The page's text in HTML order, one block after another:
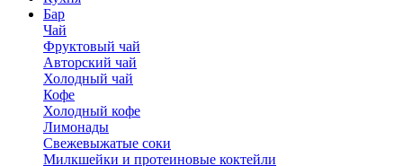
Бар
Чай
Фруктовый чай
Авторский чай
Холодный чай
Кофе
Холодный кофе
Лимонады
Свежевыжатые соки
Милкшейки и протеиновые коктейли